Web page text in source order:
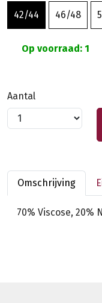
42/44 46/48
Op voorraad: 1
Aantal
Omschrijving
70% Viscose, 20%